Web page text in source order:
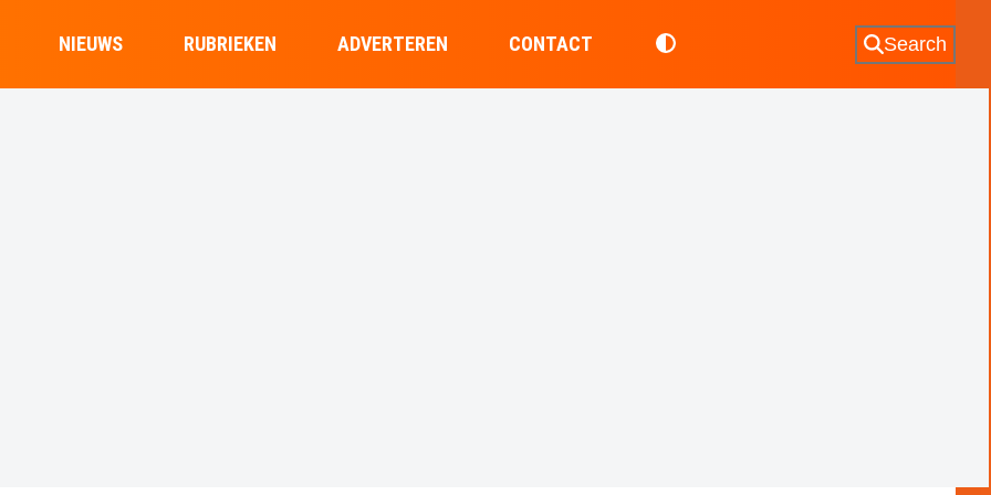
NIEUWS RUBRIEKEN ADVERTEREN CONTACT Search